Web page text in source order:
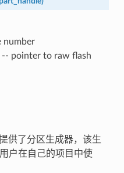
-- pointer to raw flash
供了分区生成器，该生
户在自己的项目中使